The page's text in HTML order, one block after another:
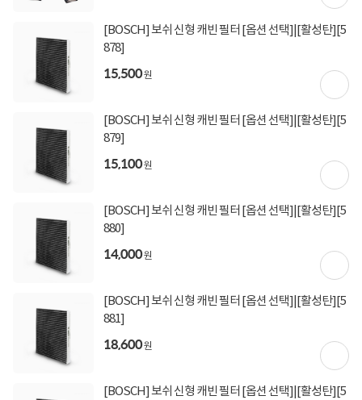
[BOSCH] 보쉬 신형 캐빈 필터 [옵션 선택]|[활성탄][5
878]
15,500원
[BOSCH] 보쉬 신형 캐빈 필터 [옵션 선택]|[활성탄][5
879]
15,100원
[BOSCH] 보쉬 신형 캐빈 필터 [옵션 선택]|[활성탄][5
880]
14,000원
[BOSCH] 보쉬 신형 캐빈 필터 [옵션 선택]|[활성탄][5
881]
18,600원
[BOSCH] 보쉬 신형 캐빈 필터 [옵션 선택]|[활성탄][5
결제혜택 5만원
적립금 40원 적립
미정
배송정보
3,000원 (1박스)
(제주,도서/산간 지역 추가비용)
상세정보를